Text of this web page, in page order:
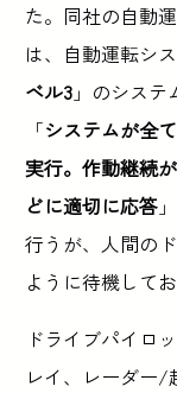
た。同社の自動
は、自動運転シ
ベル3 」のシステ
「システムが全
実行。作動継続
どに適切に応答
行うが、人間の
ように待機して
ドライブパイロ
レイ、レーダー/